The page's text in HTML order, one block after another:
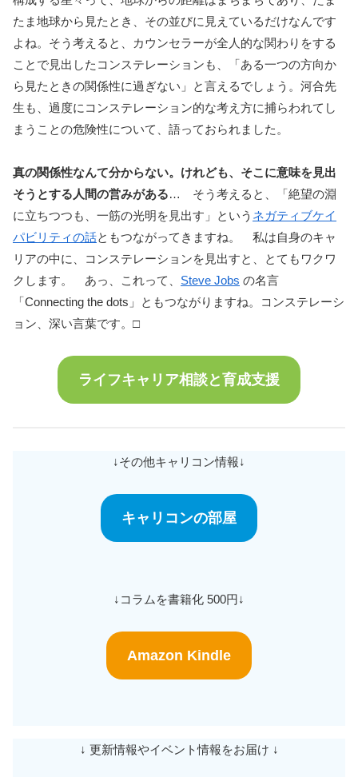
たま地球から見たとき、その並びに見えているだけなんです
よね。そう考えると、カウンセラーが全人的な関わりをする
ことで見出したコンステレーションも、「ある一つの方向か
ら見たときの関係性に過ぎない」と言えるでしょう。河合先
生も、過度にコンステレーション的な考え方に捕らわれてし
まうことの危険性について、語っておられました。
真の関係性なんて分からない。けれども、そこに意味を見出
そうとする人間の営みがある… そう考えると、「絶望の淵
に立ちつつも、一筋の光明を見出す」という ネガティブケイ
パビリティの話ともつながってきますね。 私は自身のキャ
リアの中に、コンステレーションを見出すと、とてもワクワ
クします。 あっ、これって、 Steve Jobs の名言
「Connecting the dots」ともつながりますね。コンステレーシ
ョン、深い言葉です。□
ライフキャリア相談と育成支援
↓その他キャリコン情報↓
キャリコンの部屋
↓コラムを書籍化 500円↓
Amazon Kindle
↓ 更新情報やイベント情報をお届け ↓